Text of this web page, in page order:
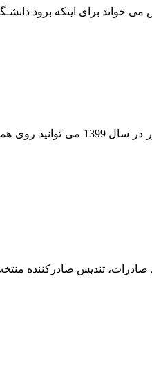
خواند برای اینکه برود
نحوه انتخاب صادرکنندگان